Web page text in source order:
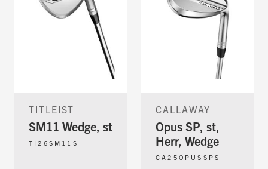
TITLEIST
SM11 Wedge, st
TI26SM11S
CALLAWAY
Opus SP, st,
Herr, Wedge
CA25OPUSSPS